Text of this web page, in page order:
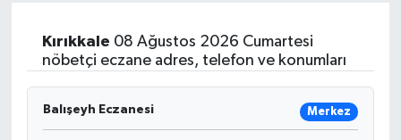
Kırıkkale 08 Ağustos 2026 Cumartesi
nöbetçi eczane adres, telefon ve konumları
Balışeyh Eczanesi Merkez